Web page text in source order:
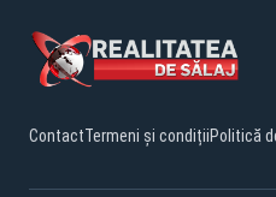
ContactTermeni și condițiiPolitică